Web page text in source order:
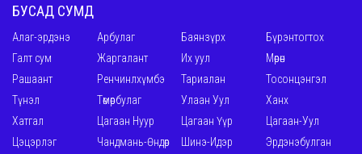
БУСАД СУМД
Алаг-эрдэнэ Арбулаг Баянзүрх
Бүрэнтогтох
Галт сум
Жаргалант Их уул
Мөрөн
Рашаант
Ренчинлхүмбэ Тариалан
Тосонцэнгэл
Түнэл
Төмөрбулаг Улаан Уул
Ханх
Хатгал
Цагаан Нуур Цагаан Үүр
Цагаан-Уул
Цэцэрлэг
Чандмань-Өндөр Шинэ-Идэр Эрдэнэбулган